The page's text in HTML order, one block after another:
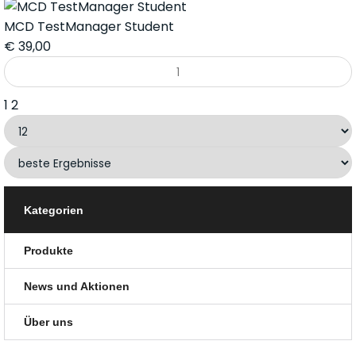
MCD TestManager Student
€ 39,00
1 2
Kategorien
Produkte
News und Aktionen
Über uns